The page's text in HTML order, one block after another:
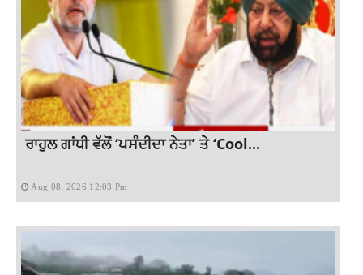
ਰਾਹੁਲ ਗਾਂਧੀ ਵੱਲੋਂ ‘ਪਸੰਦੀਦਾ ਨੇਤਾ’ ਤੇ ‘Cool...
Aug 08, 2026 12:03 Pm